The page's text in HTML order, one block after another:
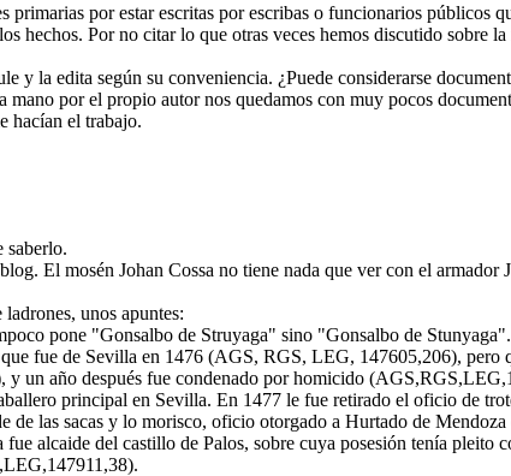
primarias por estar escritas por escribas o funcionarios públicos
hechos. Por no citar lo que otras veces hemos discutido sobre
y la edita según su conveniencia. ¿Puede considerarse
por el propio autor nos quedamos con muy pocos
hacían el trabajo.
saberlo.
El mosén Johan Cossa no tiene nada que ver con el
unos apuntes:
pone "Gonsalbo de Struyaga" sino "Gonsalbo de
fue de Sevilla en 1476 (AGS, RGS, LEG, 147605,206), pero
un año después fue condenado por homicido
principal en Sevilla. En 1477 le fue retirado el oficio de
las sacas y lo morisco, oficio otorgado a Hurtado de
alcaide del castillo de Palos, sobre cuya posesión tenía pleito